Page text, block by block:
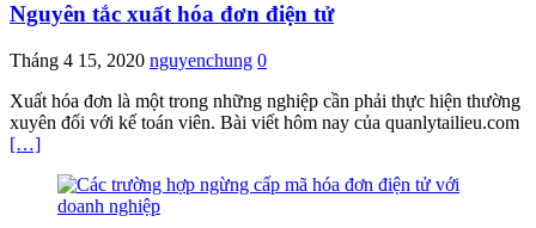
Nguyên tắc xuất hóa đơn điện tử
Tháng 4 15, 2020 nguyenchung 0
Xuất hóa đơn là một trong những nghiệp cần phải thực hiện thường
xuyên đối với kế toán viên. Bài viết hôm nay của quanlytailieu.com
[…]